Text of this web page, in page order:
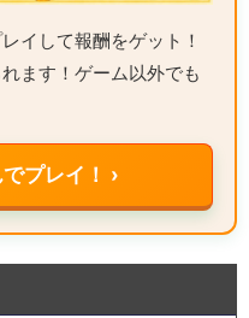
イして報酬をゲット！
ます！ゲーム以外でも
プレイ！ ›